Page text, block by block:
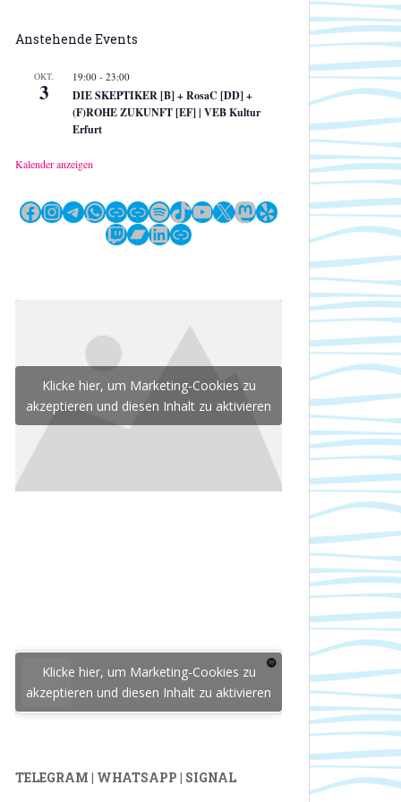
Anstehende Events
OKT.
3
19:00 - 23:00
DIE SKEPTIKER [B] + RosaC [DD] +
(F)ROHE ZUKUNFT [EF] | VEB Kultur
Erfurt
Kalender anzeigen
Facebook
Instagram
Telegram
WhatsApp
LinkLinkSpotify
TikTok
YouTube
X Mastodon
Yelp
Twitch
Bandcamp
LinkedIn
Link
Klicke hier, um Marketing-Cookies zu
akzeptieren und diesen Inhalt zu aktivieren
Klicke hier, um Marketing-Cookies zu
akzeptieren und diesen Inhalt zu aktivieren
TELEGRAM | WHATSAPP | SIGNAL